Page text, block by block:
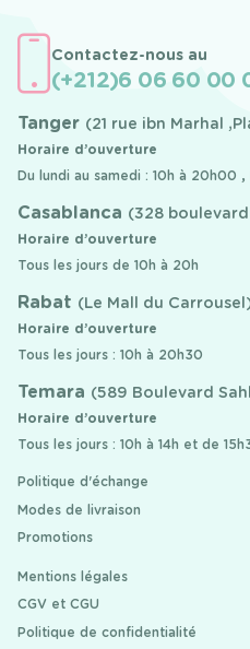
Contactez-nous au
(+212)6 06 60 00
Tanger (21 rue ibn Marhal
Horaire d’ouverture
Du lundi au samedi : 10h à 20h00
Casablanca (328
Horaire d’ouverture
Tous les jours de 10h à 20h
Rabat (Le Mall du
Horaire d’ouverture
Tous les jours : 10h à 20h30
Temara (589 Boulevard
Horaire d’ouverture
Tous les jours : 10h à 14h et de
Politique d'échange
Modes de livraison
Promotions
Mentions légales
CGV et CGU
Politique de confidentialité